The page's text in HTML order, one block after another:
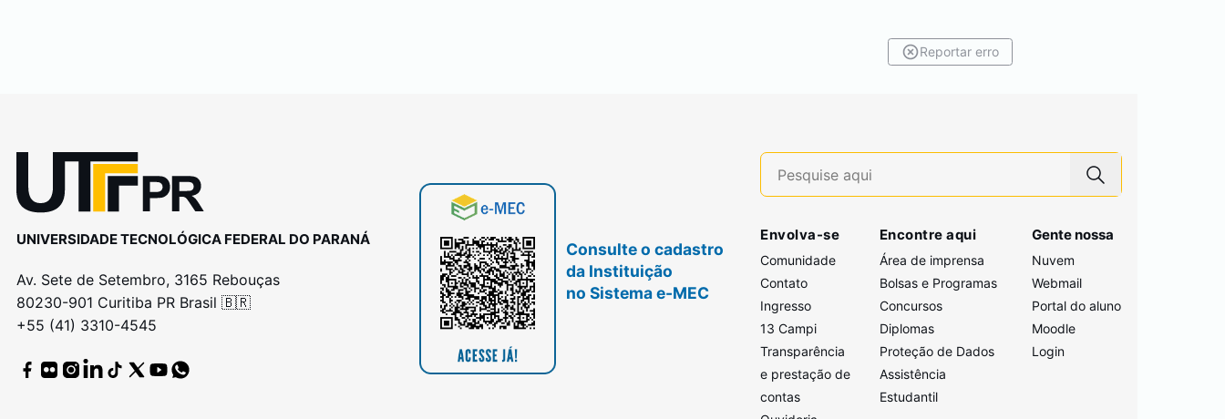
Reportar erro
UNIVERSIDADE TECNOLÓGICA FEDERAL DO PARANÁ
Av. Sete de Setembro, 3165 Rebouças
80230-901 Curitiba PR Brasil 🇧🇷
+55 (41) 3310-4545
Consulte o cadastro
da Instituição
no Sistema e-MEC
Envolva-se
Comunidade
Contato
Ingresso
13 Campi
Transparência
e prestação de
contas
Encontre aqui
Área de imprensa
Bolsas e Programas
Concursos
Diplomas
Proteção de Dados
Assistência
Estudantil
Gente nossa
Nuvem
Webmail
Portal do aluno
Moodle
Login